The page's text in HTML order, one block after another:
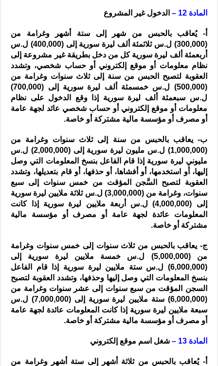
المادة 12 – الدخول غير المشروع
أ- يُعاقب بالحبس من شهر إلى ستة أشهر وغرامة من
(300,000) ل.س ثلاثمئة ألف ليرة سورية إلى (400,000) ل.س
أربعمئة ألف ليرة سورية كل من دخل بطريقة غير مشروعة إلى
نظام معلومات أو موقع إلكتروني أو حساب شخصي، وتشدد
العقوبة لتصبح الحبس من سنة إلى ثلاث سنوات وغرامة من
(500,000) ل.س خمسمئة ألف ليرة سورية إلى (700,000)
ل.س سبعمئة ألف ليرة سورية إذا وقع الدخول على نظام
معلومات أو موقع إلكتروني أو حساب شخصي عائد لجهة عامة
أو مصرف أو مؤسسة مالية مشتركة أو خاصة.
ب- يعاقب بالحبس من سنة إلى ثلاث سنوات وغرامة من
(1,000,000) ل.س مليون ليرة سورية إلى (2,000,000) ل.س
مليوني ليرة سورية إذا قام الفاعل بنسخ المعلومات التي وصل
إليها، أو استخدمها، أو أفشاها، أو حذفها، أو قام بتعديلها، وتشدد
العقوبة لتصبح السَّجن المؤقت من خمس سنوات إلى سبع
سنوات، وغرامة من (3,000,000) ل.س ثلاثة ملايين ليرة سورية
إلى (4,000,000) ل.س أربعة ملايين ليرة سورية إذا كانت
المعلومات عائدة لجهة عامة أو مصرف أو مؤسسة مالية
مشتركة أو خاصة.
ج- يعاقب بالحبس من ثلاث سنوات إلى خمس سنوات وغرامة
من (5,000,000) ل.س خمسة ملايين ليرة سورية إلى
(6,000,000) ل.س ستة ملايين ليرة سورية إذا قام الفاعل
بنسخ المعلومات التي وصل إليها وحذفها، وتشدد العقوبة لتصبح
السجن المؤقت من سبع سنوات إلى عشر سنوات وغرامة من
(6,000,000) ستة ملايين ليرة سورية إلى (7,000,000) ل.س
سبعة ملايين ليرة سورية إذا كانت المعلومات عائدة لجهة عامة
أو مصرف أو مؤسسة مالية مشتركة أو خاصة.
المادة 13 – شغل اسم موقع إلكتروني
أ- يُعاقب بالحبس من ثلاثة أشهر إلى ستة أشهر وغرامة من